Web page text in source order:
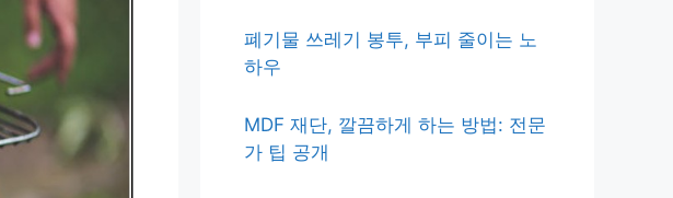
폐기물 쓰레기 봉투, 부피 줄이는 노
하우
MDF 재단, 깔끔하게 하는 방법: 전문
가 팁 공개